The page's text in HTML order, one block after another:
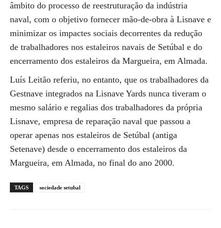
âmbito do processo de reestruturação da indústria
naval, com o objetivo fornecer mão-de-obra à Lisnave e
minimizar os impactes sociais decorrentes da redução
de trabalhadores nos estaleiros navais de Setúbal e do
encerramento dos estaleiros da Margueira, em Almada.
Luís Leitão referiu, no entanto, que os trabalhadores da
Gestnave integrados na Lisnave Yards nunca tiveram o
mesmo salário e regalias dos trabalhadores da própria
Lisnave, empresa de reparação naval que passou a
operar apenas nos estaleiros de Setúbal (antiga
Setenave) desde o encerramento dos estaleiros da
Margueira, em Almada, no final do ano 2000.
TAGS sociedade setubal